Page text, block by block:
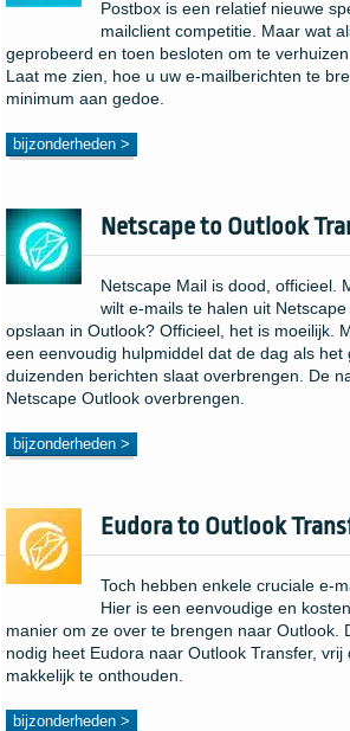
Postbox is een relatief nieuwe
mailclient competitie. Maar wat
geprobeerd en toen besloten om te
Laat me zien, hoe u uw e-mailberichten te
minimum aan gedoe.
bijzonderheden >
Netscape to Outlook
Netscape Mail is dood, officieel.
wilt e-mails te halen uit
opslaan in Outlook? Officieel, het is moeilijk.
een eenvoudig hulpmiddel dat de dag als het
duizenden berichten slaat overbrengen. De
Netscape Outlook overbrengen.
bijzonderheden >
Eudora to Outlook
Toch hebben enkele cruciale e-
Hier is een eenvoudige en
manier om ze over te brengen naar Outlook.
nodig heet Eudora naar Outlook Transfer, vrij
makkelijk te onthouden.
bijzonderheden >